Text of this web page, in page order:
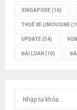
SINGAPORE(16)
THUÊ XE LIMOUSINE
UPDATE(54)
ĐÀI LOAN (10)